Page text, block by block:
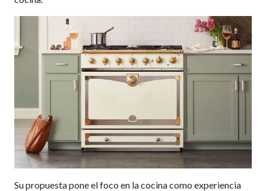
Su propuesta pone el foco en la cocina como experiencia